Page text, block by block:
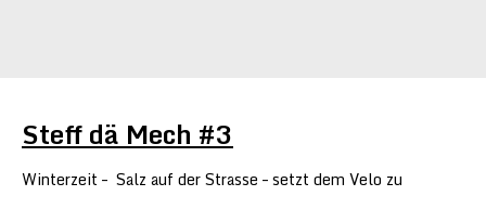
Steff dä Mech #3
Winterzeit – Salz auf der Strasse – setzt dem Velo zu